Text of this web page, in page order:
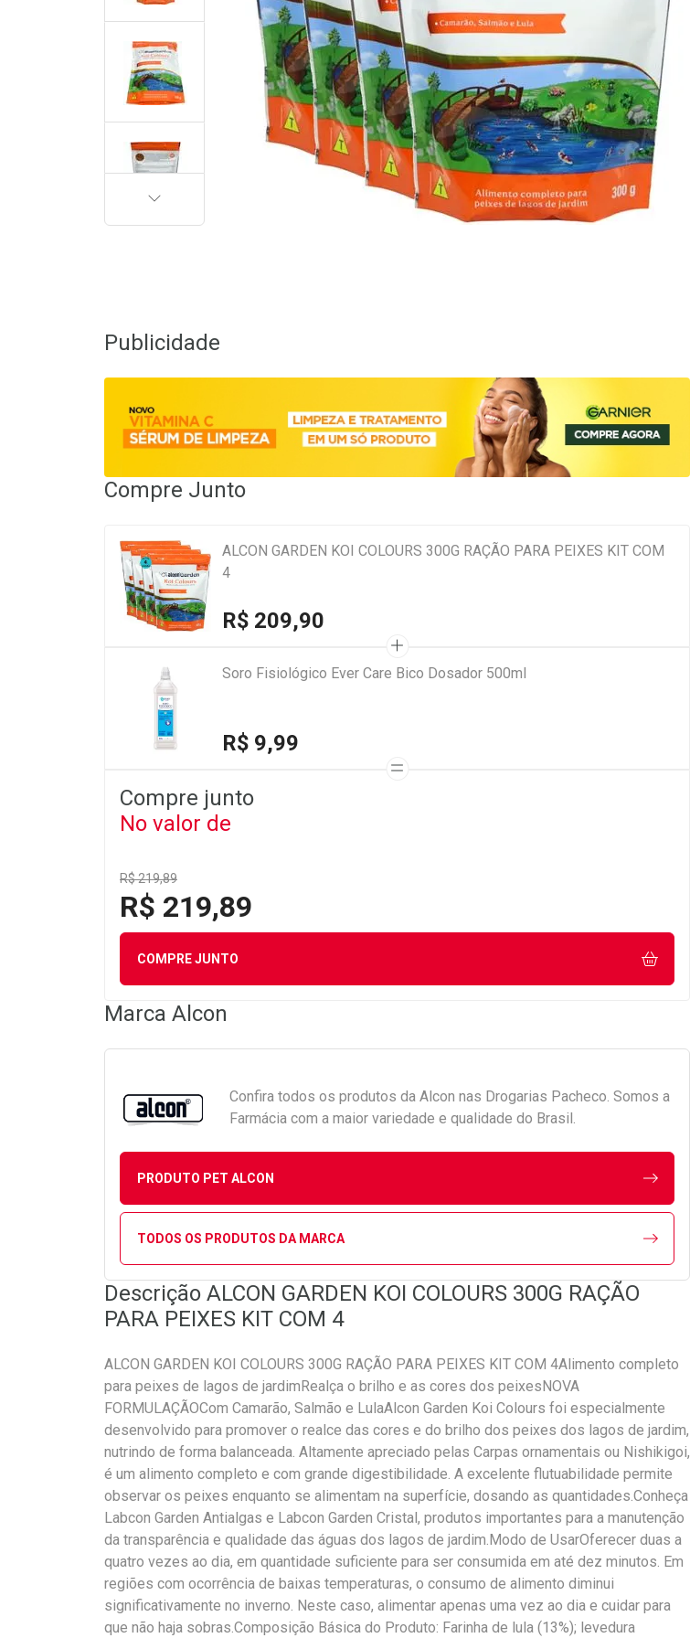
PRÓXIMA
Publicidade
Compre Junto
ALCON GARDEN KOI COLOURS 300G RAÇÃO PARA PEIXES KIT COM
4
R$ 209,90
Soro Fisiológico Ever Care Bico Dosador 500ml
R$ 9,99
Compre junto
No valor de
R$ 219,89
R$ 219,89
COMPRE JUNTO
Marca Alcon
Confira todos os produtos da Alcon nas Drogarias Pacheco. Somos a
Farmácia com a maior variedade e qualidade do Brasil.
PRODUTO PET ALCON
TODOS OS PRODUTOS DA MARCA
Descrição ALCON GARDEN KOI COLOURS 300G RAÇÃO
PARA PEIXES KIT COM 4
ALCON GARDEN KOI COLOURS 300G RAÇÃO PARA PEIXES KIT COM 4Alimento completo
para peixes de lagos de jardimRealça o brilho e as cores dos peixesNOVA
FORMULAÇÃOCom Camarão, Salmão e LulaAlcon Garden Koi Colours foi especialmente
desenvolvido para promover o realce das cores e do brilho dos peixes dos lagos de jardim,
nutrindo de forma balanceada. Altamente apreciado pelas Carpas ornamentais ou Nishikigoi,
é um alimento completo e com grande digestibilidade. A excelente flutuabilidade permite
observar os peixes enquanto se alimentam na superfície, dosando as quantidades.Conheça
Labcon Garden Antialgas e Labcon Garden Cristal, produtos importantes para a manutenção
da transparência e qualidade das águas dos lagos de jardim.Modo de UsarOferecer duas a
quatro vezes ao dia, em quantidade suficiente para ser consumida em até dez minutos. Em
regiões com ocorrência de baixas temperaturas, o consumo de alimento diminui
significativamente no inverno. Neste caso, alimentar apenas uma vez ao dia e cuidar para
que não haja sobras.Composição Básica do Produto: Farinha de lula (13%); levedura